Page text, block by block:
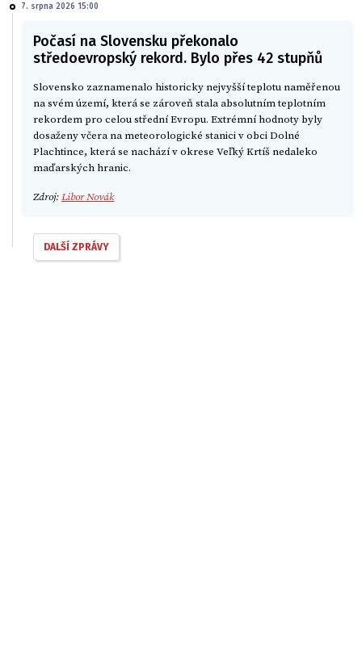
7. srpna 2026 15:00
Počasí na Slovensku překonalo
středoevropský rekord. Bylo přes 42 stupňů
Slovensko zaznamenalo historicky nejvyšší teplotu naměřenou
na svém území, která se zároveň stala absolutním teplotním
rekordem pro celou střední Evropu. Extrémní hodnoty byly
dosaženy včera na meteorologické stanici v obci Dolné
Plachtince, která se nachází v okrese Veľký Krtíš nedaleko
maďarských hranic.
Zdroj:Libor Novák
DALŠÍ ZPRÁVY